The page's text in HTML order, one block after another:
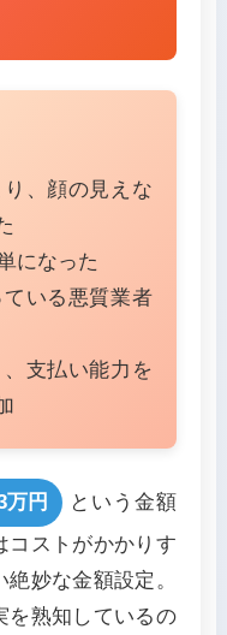
り、顔の見えな
になった
ている悪質業者
支払い能力を
万円
という金額
コストがかかりす
妙な金額設定。
を熟知しているの